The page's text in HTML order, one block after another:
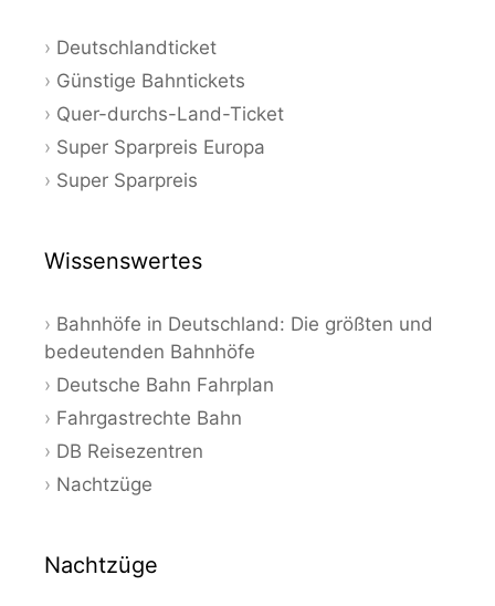
Deutschlandticket
Günstige Bahntickets
Quer-durchs-Land-Ticket
Super Sparpreis Europa
Super Sparpreis
Wissenswertes
Bahnhöfe in Deutschland: Die größten und
bedeutenden Bahnhöfe
Deutsche Bahn Fahrplan
Fahrgastrechte Bahn
DB Reisezentren
Nachtzüge
Nachtzüge